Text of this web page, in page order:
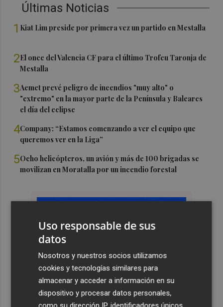
Últimas Noticias
1 Kiat Lim preside por primera vez un partido en Mestalla
2El once del Valencia CF para el último Trofeu Taronja de
Mestalla
3Aemet prevé peligro de incendios "muy alto" o
"extremo" en la mayor parte de la Península y Baleares
el día del eclipse
4Company: “Estamos comenzando a ver el equipo que
queremos ver en la Liga”
5Ocho helicópteros, un avión y más de 100 brigadas se
movilizan en Moratalla por un incendio forestal
Uso responsable de sus
datos
Nosotros y nuestros socios utilizamos
cookies y tecnologías similares para
almacenar y acceder a información en su
dispositivo y procesar datos personales,